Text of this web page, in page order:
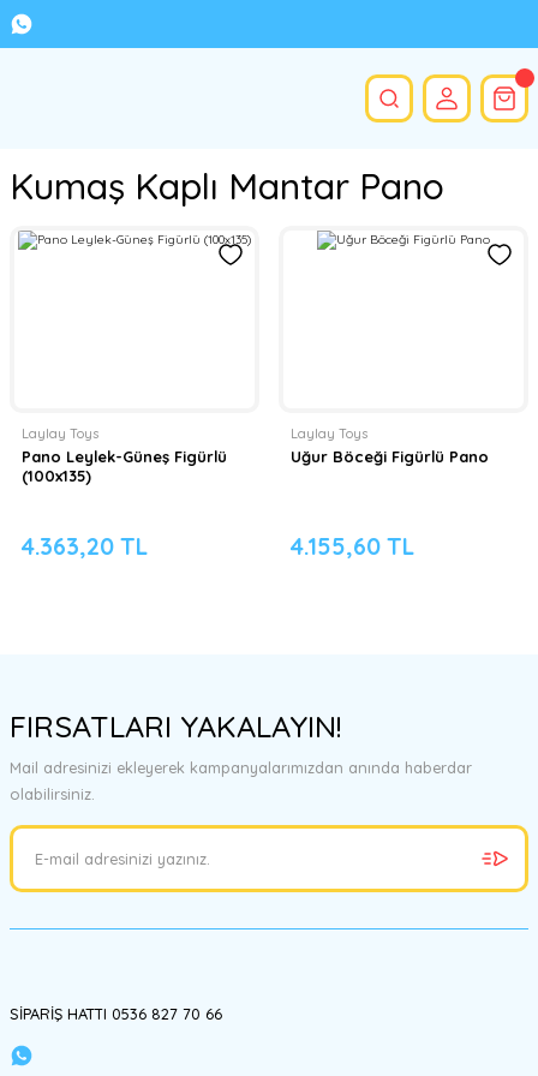
Kumaş Kaplı Mantar Pano
Laylay Toys
Pano Leylek-Güneş Figürlü
(100x135)
4.363,20 TL
Laylay Toys
Uğur Böceği Figürlü Pano
4.155,60 TL
FIRSATLARI YAKALAYIN!
Mail adresinizi ekleyerek kampanyalarımızdan anında haberdar
olabilirsiniz.
SİPARİŞ HATTI 0536 827 70 66